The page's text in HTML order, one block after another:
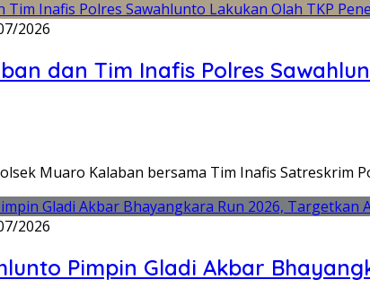
2026
dan Tim Inafis Polres
Muaro Kalaban bersama Tim Inafis Satreskrim
2026
Pimpin Gladi Akbar